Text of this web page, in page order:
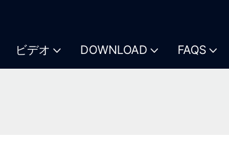
ビデオ DOWNLOAD FAQS